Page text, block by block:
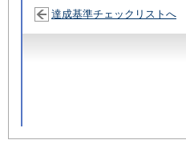
達成基準チェックリストへ